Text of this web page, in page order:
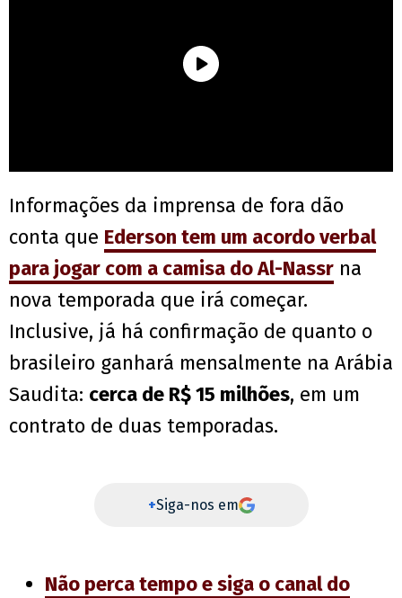
Informações da imprensa de fora dão
conta que Ederson tem um acordo verbal
para jogar com a camisa do Al-Nassr na
nova temporada que irá começar.
Inclusive, já há confirmação de quanto o
brasileiro ganhará mensalmente na Arábia
Saudita: cerca de R$ 15 milhões, em um
contrato de duas temporadas.
+Siga-nos em
Não perca tempo e siga o canal do